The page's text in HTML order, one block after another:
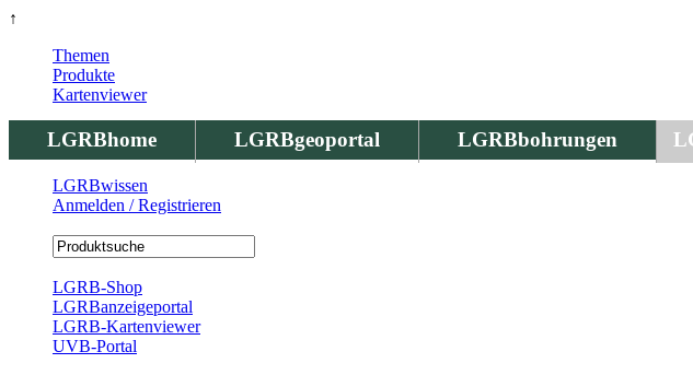
↑
LGRBhome LGRBgeoportal LGRBbohrungen
Themen
Produkte
Kartenviewer
LGRBwissen
Anmelden / Registrieren
LGRB-Shop
LGRBanzeigeportal
LGRB-Kartenviewer
UVB-Portal